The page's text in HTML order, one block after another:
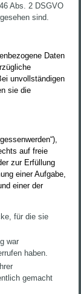
Abs. 2 DSGVO
sind.
Daten
unvollständigen
sie die
auf freie
zur Erfüllung
einer Aufgabe,
einer der
für die sie
war
haben.
gemacht